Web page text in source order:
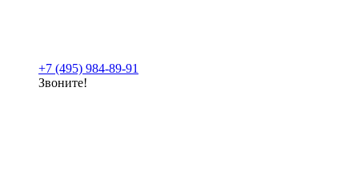
+7 (495) 984-89-91
Звоните!